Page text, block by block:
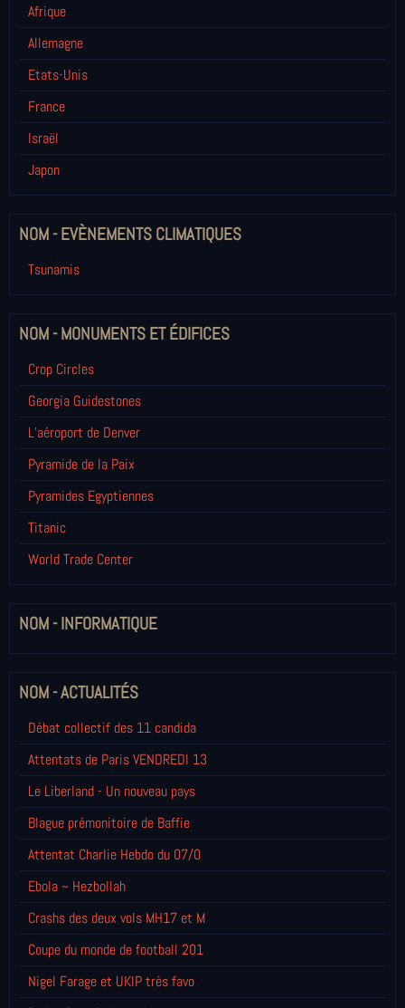
Afrique
Allemagne
Etats-Unis
France
Israël
Japon
NOM - EVÈNEMENTS CLIMATIQUES
Tsunamis
NOM - MONUMENTS ET ÉDIFICES
Crop Circles
Georgia Guidestones
L’aéroport de Denver
Pyramide de la Paix
Pyramides Egyptiennes
Titanic
World Trade Center
NOM - INFORMATIQUE
NOM - ACTUALITÉS
Débat collectif des 11 candida
Attentats de Paris VENDREDI 13
Le Liberland - Un nouveau pays
Blague prémonitoire de Baffie
Attentat Charlie Hebdo du 07/0
Ebola ~ Hezbollah
Crashs des deux vols MH17 et M
Coupe du monde de football 201
Nigel Farage et UKIP très favo